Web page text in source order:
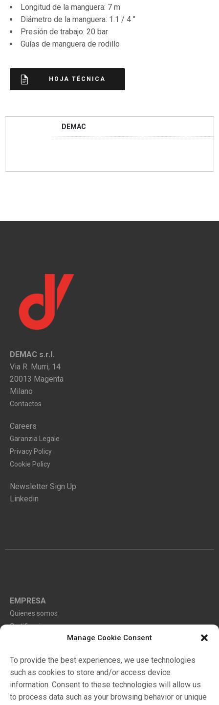
Manage Cookie Consent
To provide the best experiences, we use technologies
such as cookies to store and/or access device
information. Consent to these technologies will allow us
to process data such as your browsing behavior or unique
Longitud de la manguera: 7 m
Diámetro de la manguera: 1.1 / 4 ″
Presión de trabajo: 20 bar
Guías de manguera de rodillo
HOJA TÉCNICA
DEMAC
DEMAC s.r.l.
Via R. Murri, 14
20013 Magenta
Milano
Contactos
Careers
Garanzia Legale
Privacy Policy
Cookie Policy
Newsletter Sign Up
Linkedin
EMPRESA
Quienes somos
Certificaciones
Markets
Catalogo
Distribuidores